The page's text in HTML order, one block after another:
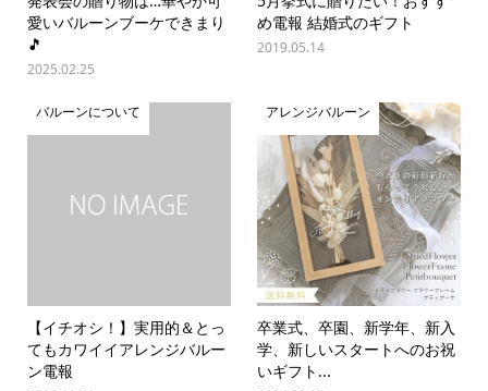
愛いバルーンブーケできまり
🎵
2025.02.25
め電報 結婚式のギフト
2019.05.14
バルーンについて
【イチオシ！】実用的＆とっ
てもカワイイアレンジバルー
ン電報
アレンジバルーン
卒業式、卒園、新学年、新入
学、新しいスタートへのお祝
いギフト...